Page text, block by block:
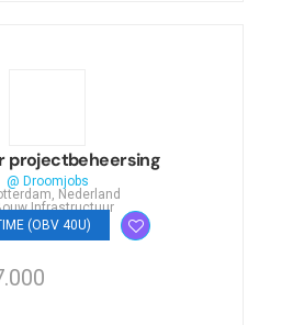
projectbeheersing
@ Droomjobs
Nederland
,Infrastructuur
(OBV 40U)